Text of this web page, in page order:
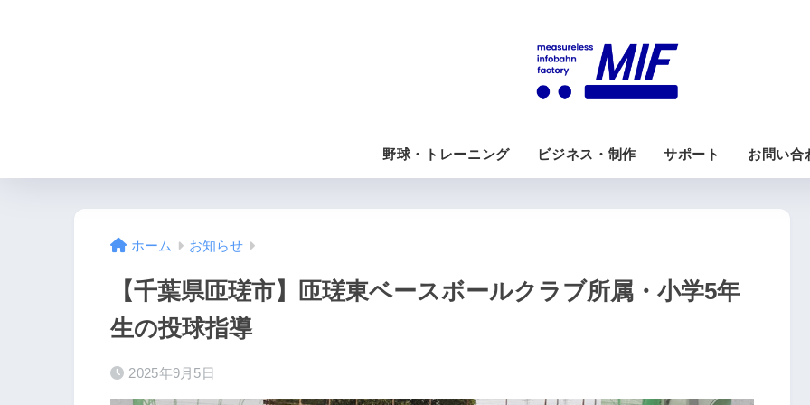
野球・トレーニング ビジネス・制作 サポート お問い合
ホーム お知らせ
【千葉県匝瑳市】匝瑳東ベースボールクラブ所属・小学5年
生の投球指導
2025年9月5日